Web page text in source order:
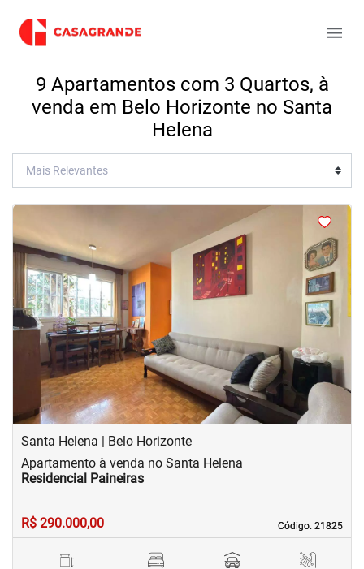
9 Apartamentos com 3 Quartos, à
venda em Belo Horizonte no Santa
Helena
<
‹Previous ›Next
Santa Helena | Belo Horizonte
Código. 21825
Código. 21825
Apartamento à venda no Santa Helena
Residencial Paineiras
R$ 290.000,00